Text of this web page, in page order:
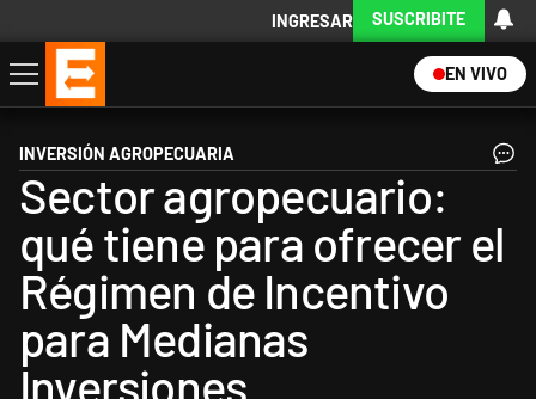
INGRESAR SUSCRIBITE
EN VIVO
Economía
Política
Internacional
Actualidad
Descargá la App
INVERSIÓN AGROPECUARIA
Sector agropecuario:
qué tiene para ofrecer el
Régimen de Incentivo
para Medianas
Inversiones